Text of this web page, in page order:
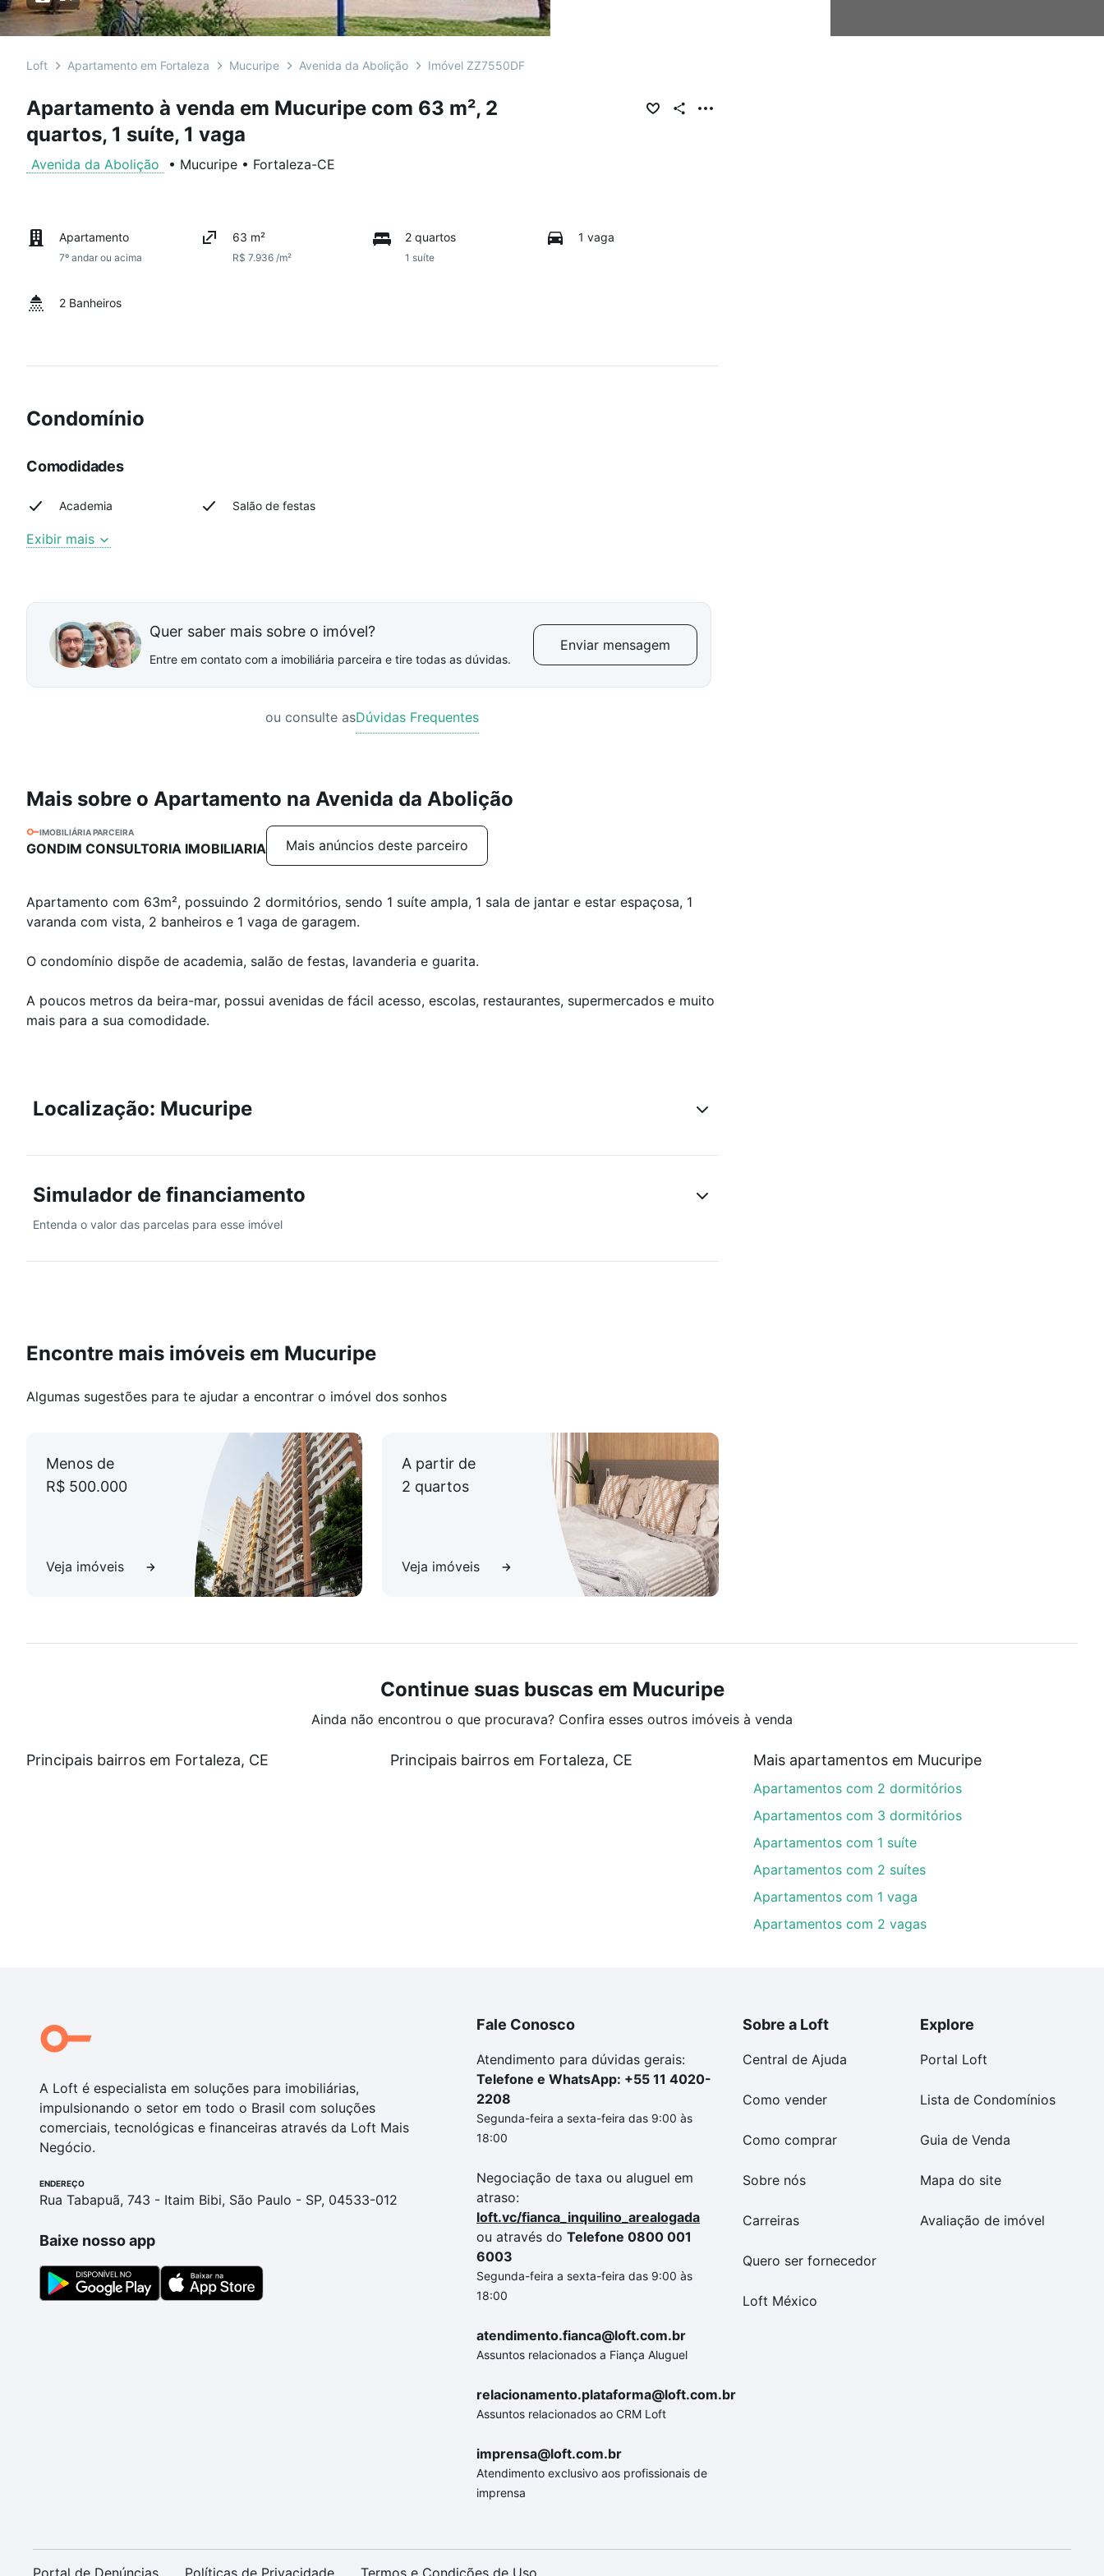
Loft Apartamento em Fortaleza Mucuripe Avenida da Abolição Imóvel ZZ7550DF
Apartamento à venda em Mucuripe com 63 m², 2
quartos, 1 suíte, 1 vaga
Avenida da Abolição • Mucuripe • Fortaleza-CE
Apartamento
7º andar ou acima
63 m²
R$ 7.936 /m²
2 quartos
1 suíte
1 vaga
2 Banheiros
Condomínio
Comodidades
Academia Salão de festas
Exibir mais
Quer saber mais sobre o imóvel?
Entre em contato com a imobiliária parceira e tire todas as dúvidas.
Enviar mensagem
ou consulte asDúvidas Frequentes
Mais sobre o Apartamento na Avenida da Abolição
IMOBILIÁRIA PARCEIRA
GONDIM CONSULTORIA IMOBILIARIA Mais anúncios deste parceiro
Apartamento com 63m², possuindo 2 dormitórios, sendo 1 suíte ampla, 1 sala de jantar e estar espaçosa, 1
varanda com vista, 2 banheiros e 1 vaga de garagem.
O condomínio dispõe de academia, salão de festas, lavanderia e guarita.
A poucos metros da beira-mar, possui avenidas de fácil acesso, escolas, restaurantes, supermercados e muito
mais para a sua comodidade.
Localização: Mucuripe
Simulador de financiamento
Entenda o valor das parcelas para esse imóvel
Encontre mais imóveis em Mucuripe
Algumas sugestões para te ajudar a encontrar o imóvel dos sonhos
Menos de
R$ 500.000
Veja imóveis
A partir de
2 quartos
Veja imóveis
Continue suas buscas em Mucuripe
Ainda não encontrou o que procurava? Confira esses outros imóveis à venda
Principais bairros em Fortaleza, CE Principais bairros em Fortaleza, CE Mais apartamentos em Mucuripe
Apartamentos com 2 dormitórios
Apartamentos com 3 dormitórios
Apartamentos com 1 suíte
Apartamentos com 2 suítes
Apartamentos com 1 vaga
Apartamentos com 2 vagas
A Loft é especialista em soluções para imobiliárias,
impulsionando o setor em todo o Brasil com soluções
comerciais, tecnológicas e financeiras através da Loft Mais
Negócio.
ENDEREÇO
Rua Tabapuã, 743 - Itaim Bibi, São Paulo - SP, 04533-012
Baixe nosso app
Fale Conosco
Atendimento para dúvidas gerais:
Telefone e WhatsApp: +55 11 4020-
2208
Segunda-feira a sexta-feira das 9:00 às
18:00
Negociação de taxa ou aluguel em
atraso:
loft.vc/fianca_inquilino_arealogada
ou através do Telefone 0800 001
6003
Segunda-feira a sexta-feira das 9:00 às
18:00
atendimento.fianca@loft.com.br
Assuntos relacionados a Fiança Aluguel
relacionamento.plataforma@loft.com.br
Assuntos relacionados ao CRM Loft
imprensa@loft.com.br
Atendimento exclusivo aos profissionais de
imprensa
Sobre a Loft
Central de Ajuda
Como vender
Como comprar
Sobre nós
Carreiras
Quero ser fornecedor
Loft México
Explore
Portal Loft
Lista de Condomínios
Guia de Venda
Mapa do site
Avaliação de imóvel
Portal de Denúncias Políticas de Privacidade Termos e Condições de Uso